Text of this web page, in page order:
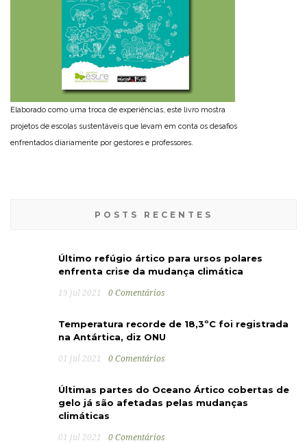
Elaborado como uma troca de experiências, este livro mostra
projetos de escolas sustentáveis que levam em conta os desafios
enfrentados diariamente por gestores e professores.
POSTS RECENTES
Último refúgio ártico para ursos polares
enfrenta crise da mudança climática
19 jul 2021 0 Comentários
Temperatura recorde de 18,3ºC foi registrada
na Antártica, diz ONU
01 jul 2021 0 Comentários
Últimas partes do Oceano Ártico cobertas de
gelo já são afetadas pelas mudanças
climáticas
01 jul 2021 0 Comentários